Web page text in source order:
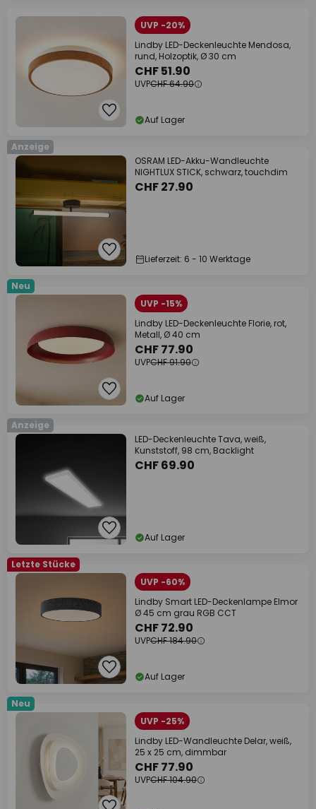
UVP -20%
Lindby LED-Deckenleuchte Mendosa,
rund, Holzoptik, Ø 30 cm
CHF 51.90
UVPCHF 64.90
Auf Lager
Anzeige
OSRAM LED-Akku-Wandleuchte
NIGHTLUX STICK, schwarz, touchdim
CHF 27.90
Lieferzeit: 6 - 10 Werktage
Neu
UVP -15%
Lindby LED-Deckenleuchte Florie, rot,
Metall, Ø 40 cm
CHF 77.90
UVPCHF 91.90
Auf Lager
Anzeige
LED-Deckenleuchte Tava, weiß,
Kunststoff, 98 cm, Backlight
CHF 69.90
Auf Lager
Letzte Stücke
UVP -60%
Lindby Smart LED-Deckenlampe Elmor
Ø 45 cm grau RGB CCT
CHF 72.90
UVPCHF 184.90
Auf Lager
Neu
UVP -25%
Lindby LED-Wandleuchte Delar, weiß,
25 x 25 cm, dimmbar
CHF 77.90
UVPCHF 104.90